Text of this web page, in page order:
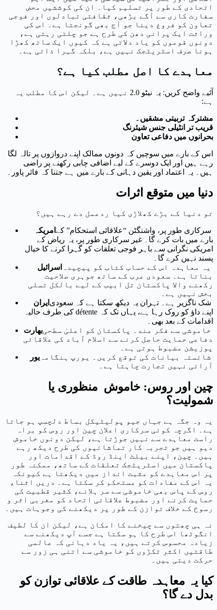
اتحادی کے طور پر تسلیم کیا۔ ان کی کوششیں محض
سفارت کاری سے آگے بڑھی، ثقافتی تبادلوں اور فوجی
تعاون کو فروغ دینا جو آج بھی گونجتا ہے۔ اس کی
وراثت ایک پرانی دھن کی طرح ہے جو چلتی رہتی ہے،
دونوں قوموں کو یاد دلاتی ہے کہ کیوں ایک ساتھ کھڑا
ہونا صرف اسٹریٹجک نہیں ہے، بلکہ گہرا ذاتی ہے۔
معاہدے کا اصل مطلب کیا ہے؟
آئیے واضح کریں: یہ نیٹو 2.0 نہیں ہے۔ لیکن اس کا مطلب یہ
ہے:
مشترکہ تربیتی مشقیں۔
قریب تر انٹیلی جنس شیئرنگ
بحرانوں میں دفاعی تعاون
اس کے بارے میں سوچیں کہ دونوں ممالک اپنے دروازوں پر تالہ لگا
رہے ہیں اور ایک دوسرے کے لیے اضافی چابی رکھنے پر راضی
ہیں۔ یہ اعتماد اور یقین دہانی کے بارے میں ہے جتنا کہ فائر پاور۔
دنیا میں متوقع اثرات
تو دنیا کے بڑے کھلاڑی کیا ردعمل دے رہے ہیں؟
امریکہ سرکاری طور پر، واشنگٹن “علاقائی استحکام” کے
بارے میں بات کرے گا۔ غیر سرکاری طور پر، یہ ریاض کے
امریکی نگرانی سے باہر فوجی تعلقات کو گہرا کرنے کا خیال
پسند نہیں کرے گا۔
اسرائیل
یہ معاہدہ اس کے حساب کتاب کو پیچیدہ
بناتا ہے۔ سعودی عرب کے ساتھ جوہری صلاحیت
رکھنے والا پاکستان تل ابیب کے لیے بالکل تسلی
بخش نہیں ہے۔
ایران شک ناگزیر ہے۔ تہران یہ دیکھ سکتا ہے کہ سعودی
اپنے داؤ کو روک رہا ہے، یہاں تک کہ détente کی طرف حالیہ
اقدامات کے بعد بھی۔
بھارتخاموشی سے فکر مند۔ پاکستان کو اعلیٰ سطحی
دفاعی حمایت حاصل کرنے سے اسلام آباد کی علاقائی
پوزیشن مضبوط ہوتی ہے۔
یور شائستہ بیانات کی توقع کریں۔ یورپ ہنگامہ
آرائی نہیں تجارت چاہتا ہے۔
چین اور روس: خاموش منظوری یا
شمولیت؟
یہ وہ جگہ ہے جہاں جیو پولیٹیکل بساط دلچسپ ہو جاتا
ہے۔ اگرچہ کوئی سرکاری اعلان چین اور روس کو براہ
راست معاہدے سے نہیں جوڑتا ہے، لیکن دونوں خاموش
دیو ہیں جو تجربہ کار تماشائیوں کی طرح دیکھ رہے
ہیں۔ چین، اپنے بیلٹ اینڈ روڈ کے اقدامات اور
پاکستان میں اسٹریٹجک تعلقات کے ساتھ، ممکنہ طور
پر اس معاہدے کو مثبت انداز میں دیکھتا ہے کیونکہ
یہ اس کے مفادات کو مستحکم کر سکتا ہے۔ دریں اثنا،
روس کے پاس بھی خاموشی سے سر ہلانے، کثیر قطبیت کی
حمایت کرنے اور مضبوط علاقائی اتحاد کو مغربی اثر و
رسوخ کے خلاف توازن کے طور پر دیکھنے کی وجوہات ہیں۔
نہ ہی چھتوں سے چیخنے کا امکان ہے، لیکن ان کا لطیف
انگوٹھا اس طرح کا ہو سکتا ہے جسے آپ دیکھنے سے
زیادہ محسوس کرتے ہیں، یہ یاد دہانی کہ عالمی
طاقتیں اکثر ٹکڑوں کو خاموشی سے اتنی ہی زور سے
حرکت دیتی ہیں۔
کیا یہ معاہدہ طاقت کے علاقائی توازن کو
بدل دے گا؟